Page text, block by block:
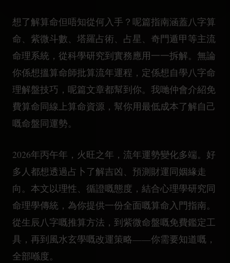
想了解算命但唔知從何入手？呢篇指南涵蓋八字算
命、紫微斗數、塔羅占術、占星、奇門遁甲等主流
命理系統，從科學研究到實務應用一一拆解。無論
你係想搵算命師批算流年運程，定係想自學八字命
理解盤技巧，呢篇文章都幫到你。我哋仲會介紹免
費算命同線上算命資源，幫你用最低成本了解自己
嘅命盤同運勢。
2026年丙午年，火旺之年，流年運勢變化多端。好
多人都想透過占卜了解吉凶、預測財運同姻緣走
向。本文以理性、循證嘅態度，結合心理學研究同
命理學傳統，為你提供一份全面嘅算命入門指南。
從生辰八字嘅推算方法，到紫微命盤嘅免費鑑定工
具，再到風水玄學嘅改運策略——你需要知道嘅，
全部喺度。